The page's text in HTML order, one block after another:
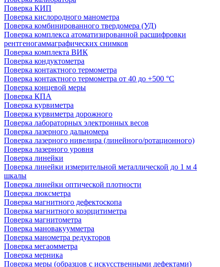
Поверка КИП
Поверка кислородного манометра
Поверка комбинированного твердомера (УД)
Поверка комплекса атоматизированной расшифровки
рентгеногаммаграфических снимков
Поверка комплекта ВИК
Поверка кондуктометра
Поверка контактного термометра
Поверка контактного термометра от 40 до +500 °С
Поверка концевой меры
Поверка КПА
Поверка курвиметра
Поверка курвиметра дорожного
Поверка лабораторных электронных весов
Поверка лазерного дальномера
Поверка лазерного нивелира (линейного/ротационного)
Поверка лазерного уровня
Поверка линейки
Поверка линейки измерительной металлической до 1 м 4
шкалы
Поверка линейки оптической плотности
Поверка люксметра
Поверка магнитного дефектоскопа
Поверка магнитного коэрцитиметра
Поверка магнитометра
Поверка мановакуумметра
Поверка манометра редукторов
Поверка мегаомметра
Поверка мерника
Поверка меры (образцов с искусственными дефектами)